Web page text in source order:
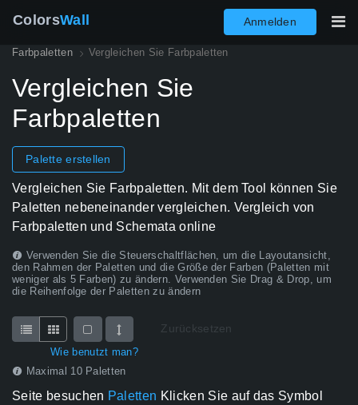
ColorsWall Anmelden
Farbpaletten Vergleichen Sie Farbpaletten
Vergleichen Sie
Farbpaletten
Palette erstellen
Vergleichen Sie Farbpaletten. Mit dem Tool können Sie
Paletten nebeneinander vergleichen. Vergleich von
Farbpaletten und Schemata online
Verwenden Sie die Steuerschaltflächen, um die Layoutansicht,
den Rahmen der Paletten und die Größe der Farben (Paletten mit
weniger als 5 Farben) zu ändern. Verwenden Sie Drag & Drop, um
die Reihenfolge der Paletten zu ändern
Zurücksetzen
Wie benutzt man?
Maximal 10 Paletten
Seite besuchen Paletten Klicken Sie auf das Symbol